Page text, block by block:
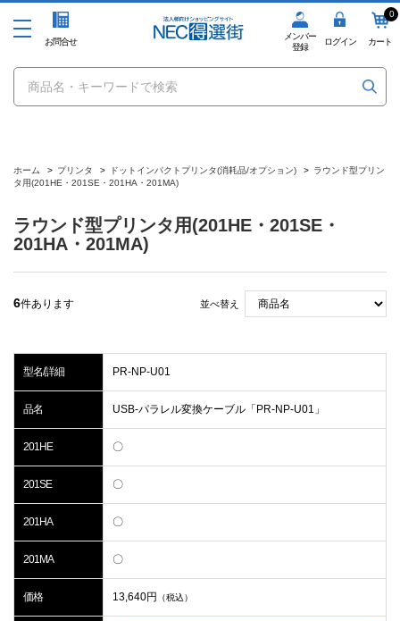
お問合せ
メンバー
登録
ログイン
0
カート
ホーム > プリンタ > ドットインパクトプリンタ(消耗品/オプション) > ラウンド型プリン
タ用(201HE・201SE・201HA・201MA)
ラウンド型プリンタ用(201HE・201SE・
201HA・201MA)
6件あります 並べ替え
型名/詳細 PR-NP-U01
品名 USB-パラレル変換ケーブル「PR-NP-U01」
201HE 〇
201SE 〇
201HA 〇
201MA 〇
価格 13,640円 （税込）